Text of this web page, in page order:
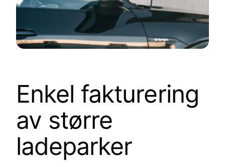
Enkel fakturering
av større
ladeparker